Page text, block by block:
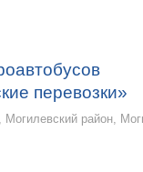
перевозки»
Могилевский район,